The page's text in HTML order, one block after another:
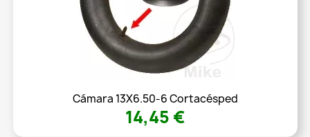
Cámara 13X6.50-6 Cortacésped
14,45 €